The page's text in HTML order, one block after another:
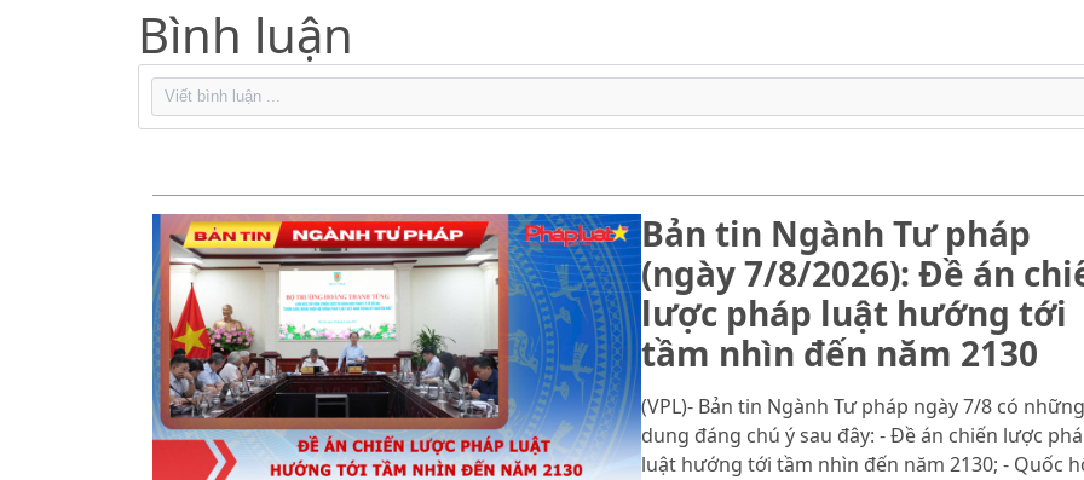
Bình luận
Bản tin Ngành Tư pháp
(ngày 7/8/2026): Đề án
lược pháp luật hướng tới
tầm nhìn đến năm 2130
(VPL)- Bản tin Ngành Tư pháp ngày 7/8 có
dung đáng chú ý sau đây: - Đề án chiến lược
luật hướng tới tầm nhìn đến năm 2130; - Quốc